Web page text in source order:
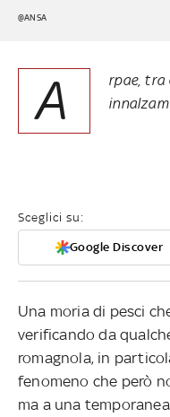
@ANSA
A
rpae, tra
Sceglici su:
Google Discover
Una moria di pesci
verificando da
romagnola, in
fenomeno che però
ma a una